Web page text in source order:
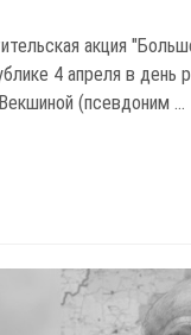
акция
4 апреля в день
(псевдоним ...